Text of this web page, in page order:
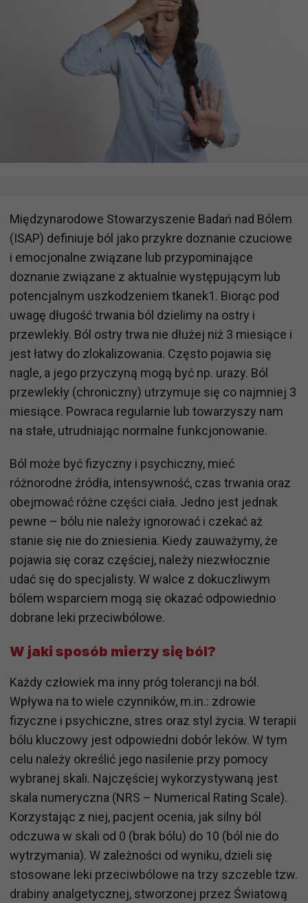
Międzynarodowe Stowarzyszenie Badań nad Bólem
(ISAP) definiuje ból jako przykre doznanie czuciowe
i emocjonalne związane lub przypominające
doznanie związane z aktualnie występującym lub
potencjalnym uszkodzeniem tkanek1. Biorąc pod
uwagę długość trwania ból dzielimy na ostry i
przewlekły. Ból ostry trwa nie dłużej niż 3 miesiące i
jest łatwy do zlokalizowania. Często pojawia się
nagle, a jego przyczyną mogą być np. urazy. Ból
przewlekły (chroniczny) utrzymuje się co najmniej 3
miesiące. Powraca regularnie lub towarzyszy nam
na stałe, utrudniając normalne funkcjonowanie.
Ból może być fizyczny i psychiczny, mieć
różnorodne źródła, intensywność, czas trwania oraz
obejmować różne części ciała. Jedno jest jednak
pewne – bólu nie należy ignorować i czekać aż
stanie się nie do zniesienia. Kiedy zauważymy, że
pojawia się coraz częściej, należy niezwłocznie
udać się do specjalisty. W walce z dokuczliwym
bólem wsparciem mogą się okazać odpowiednio
dobrane leki przeciwbólowe.
W jaki sposób mierzy się ból?
Każdy człowiek ma inny próg tolerancji na ból.
Wpływa na to wiele czynników, m.in.: zdrowie
fizyczne i psychiczne, stres oraz styl życia. W terapii
bólu kluczowy jest odpowiedni dobór leków. W tym
celu należy określić jego nasilenie przy pomocy
wybranej skali. Najczęściej wykorzystywaną jest
skala numeryczna (NRS – Numerical Rating Scale).
Korzystając z niej, pacjent ocenia, jak silny ból
odczuwa w skali od 0 (brak bólu) do 10 (ból nie do
wytrzymania). W zależności od wyniku, dzieli się
stosowane leki przeciwbólowe na trzy szczeble tzw.
drabiny analgetycznej, stworzonej przez Światową